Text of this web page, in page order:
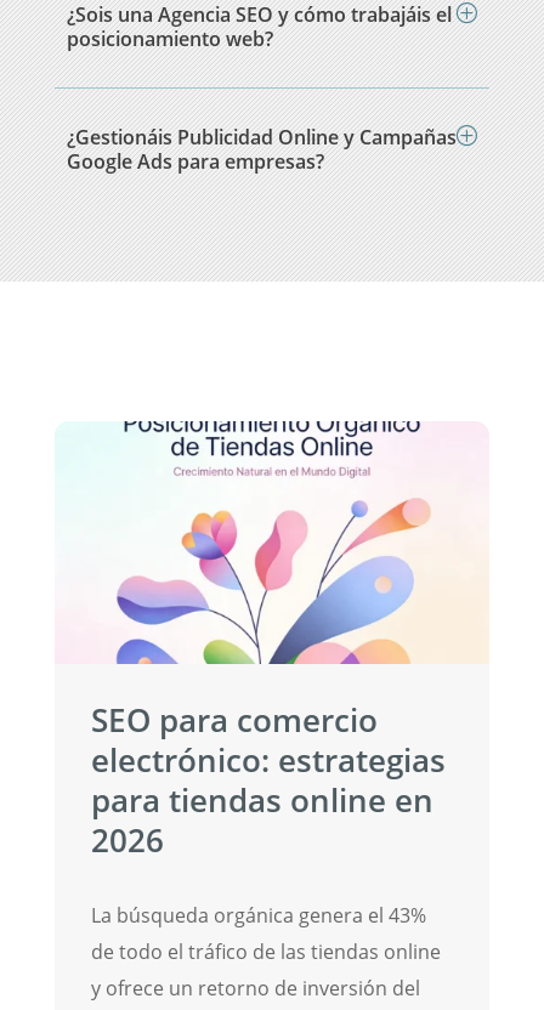
¿Sois una Agencia SEO y cómo trabajáis el
posicionamiento web?
¿Gestionáis Publicidad Online y Campañas
Google Ads para empresas?
SEO para comercio
electrónico: estrategias
para tiendas online en
2026
La búsqueda orgánica genera el 43%
de todo el tráfico de las tiendas online
y ofrece un retorno de inversión del